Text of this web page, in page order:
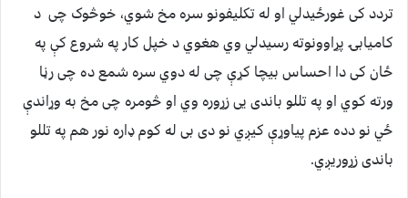
تردد كى غورځيدلي او له تكليفونو سره مخ شوي، خوڅوک چی ‏ د
كاميابۍ پړاوونوته رسیدلي وي هغوي د خپل كار په شروع كې په
ځان کی دا احساس بیچا کړې چى له دوي سره شمع ده چى رڼا
ورته كوي او په تللو باندى يى زړوره وي او څومره چى مخ به وړاندې
ځي نو دده عزم پیاوړې کیږي نو دى بى له كوم ډاره نور هم په تللو
باندى زړوريږي.